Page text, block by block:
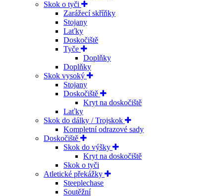
Skok o tyči
Zarážecí skříňky
Stojany
Laťky
Doskočiště
Tyče
Doplňky
Doplňky
Skok vysoký
Stojany
Doskočiště
Kryt na doskočiště
Laťky
Skok do dálky / Trojskok
Kompletní odrazové sady
Doskočiště
Skok do výšky
Kryt na doskočiště
Skok o tyči
Atletické překážky
Steeplechase
Soutěžní